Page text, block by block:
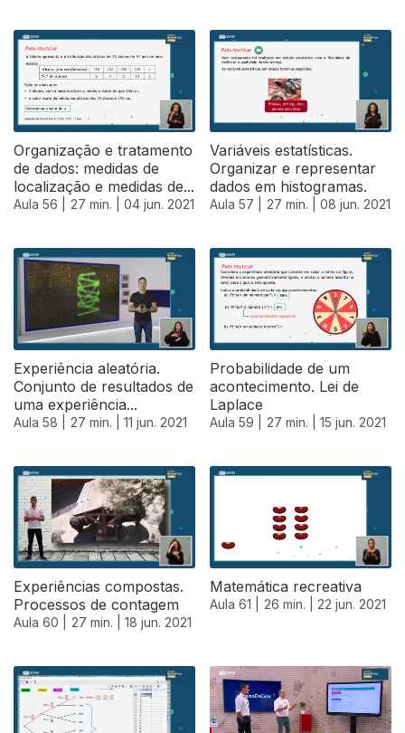
Organização e tratamento
de dados: medidas de
localização e medidas de...
Aula 56 | 27 min. | 04 jun. 2021
Variáveis estatísticas.
Organizar e representar
dados em histogramas.
Aula 57 | 27 min. | 08 jun. 2021
Experiência aleatória.
Conjunto de resultados de
uma experiência...
Aula 58 | 27 min. | 11 jun. 2021
Probabilidade de um
acontecimento. Lei de
Laplace
Aula 59 | 27 min. | 15 jun. 2021
551158
Experiências compostas.
Processos de contagem
Aula 60 | 27 min. | 18 jun. 2021
Matemática recreativa
Aula 61 | 26 min. | 22 jun. 2021